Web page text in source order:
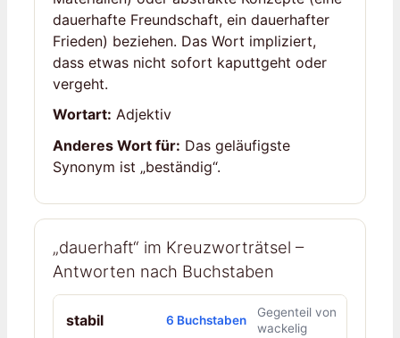
dauerhafte Freundschaft, ein dauerhafter
Frieden) beziehen. Das Wort impliziert,
dass etwas nicht sofort kaputtgeht oder
vergeht.
Wortart: Adjektiv
Anderes Wort für: Das geläufigste
Synonym ist „beständig“.
„dauerhaft“ im Kreuzworträtsel –
Antworten nach Buchstaben
stabil 6 Buchstaben
Gegenteil von
wackelig